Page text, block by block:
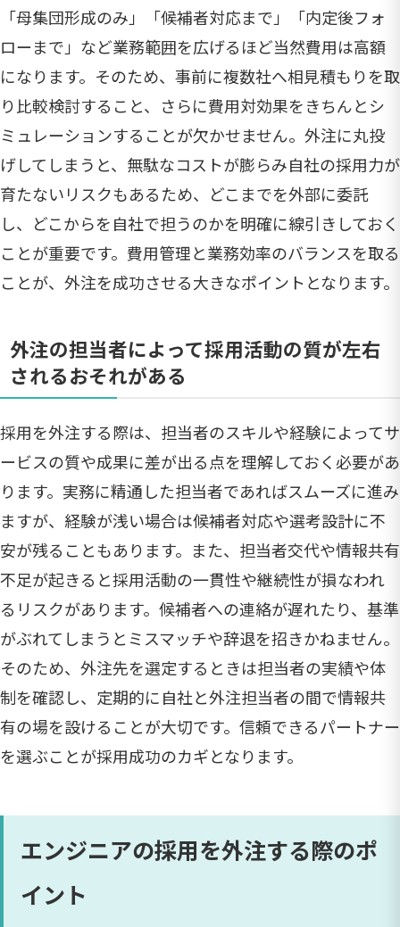
「母集団形成のみ」「候補者対応まで」「内定後フォ
ローまで」など業務範囲を広げるほど当然費用は高額
になります。そのため、事前に複数社へ相見積もりを取
り比較検討すること、さらに費用対効果をきちんとシ
ミュレーションすることが欠かせません。外注に丸投
げしてしまうと、無駄なコストが膨らみ自社の採用力が
育たないリスクもあるため、どこまでを外部に委託
し、どこからを自社で担うのかを明確に線引きしておく
ことが重要です。費用管理と業務効率のバランスを取る
ことが、外注を成功させる大きなポイントとなります。
外注の担当者によって採用活動の質が左右
されるおそれがある
採用を外注する際は、担当者のスキルや経験によってサ
ービスの質や成果に差が出る点を理解しておく必要があ
ります。実務に精通した担当者であればスムーズに進み
ますが、経験が浅い場合は候補者対応や選考設計に不
安が残ることもあります。また、担当者交代や情報共有
不足が起きると採用活動の一貫性や継続性が損なわれ
るリスクがあります。候補者への連絡が遅れたり、基準
がぶれてしまうとミスマッチや辞退を招きかねません。
そのため、外注先を選定するときは担当者の実績や体
制を確認し、定期的に自社と外注担当者の間で情報共
有の場を設けることが大切です。信頼できるパートナー
を選ぶことが採用成功のカギとなります。
エンジニアの採用を外注する際のポ
イント